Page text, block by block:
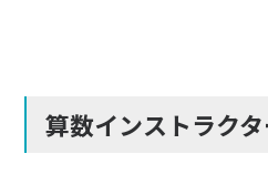
算数インストラク